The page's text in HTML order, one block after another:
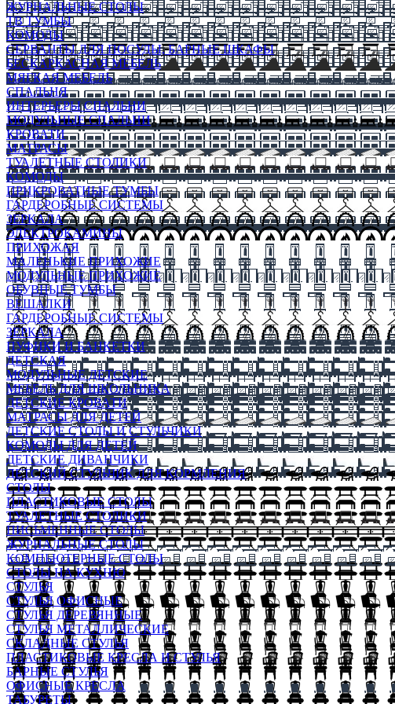
ЖУРНАЛЬНЫЕ СТОЛЫ
ТВ ТУМБЫ
КОМОДЫ
СЕРВАНТЫ ДЛЯ ПОСУДЫ, БАРНЫЕ ШКАФЫ
БЕСКАРКАСНАЯ МЕБЕЛЬ
МЯГКАЯ МЕБЕЛЬ
СПАЛЬНЯ
ИНТЕРЬЕРЫ СПАЛЬНИ
МОДУЛЬНЫЕ СПАЛЬНИ
КРОВАТИ
МАТРАСЫ
ТУАЛЕТНЫЕ СТОЛИКИ
КОМОДЫ
ПРИКРОВАТНЫЕ ТУМБЫ
ГАРДЕРОБНЫЕ СИСТЕМЫ
ЗЕРКАЛА
ЭЛЕКТРОКАМИНЫ
ПРИХОЖАЯ
МАЛЕНЬКИЕ ПРИХОЖИЕ
МОДУЛЬНЫЕ ПРИХОЖИЕ
ОБУВНЫЕ ТУМБЫ
ВЕШАЛКИ
ГАРДЕРОБНЫЕ СИСТЕМЫ
ЗЕРКАЛА
ПУФИКИ И БАНКЕТКИ
ДЕТСКАЯ
МОДУЛЬНЫЕ ДЕТСКИЕ
МЕБЕЛЬ ДЛЯ ШКОЛЬНИКА
ДЕТСКИЕ КРОВАТИ
МАТРАСЫ ДЛЯ ДЕТЕЙ
ДЕТСКИЕ СТОЛЫ И СТУЛЬЧИКИ
КОМОДЫ ДЛЯ ДЕТЕЙ
ДЕТСКИЕ ДИВАНЧИКИ
ДЕТСКИЙ СТУЛЬЧИК ДЛЯ КОРМЛЕНИЯ
СТОЛЫ
ПЛАСТИКОВЫЕ СТОЛЫ
ТУАЛЕТНЫЕ СТОЛИКИ
ПИСЬМЕННЫЕ СТОЛЫ
ЖУРНАЛЬНЫЕ СТОЛЫ
КОМПЬЮТЕРНЫЕ СТОЛЫ
СТОЛЫ НА КУХНЮ
СТУЛЬЯ
СТУЛЬЯ ОФИСНЫЕ
СТУЛЬЯ ДЕРЕВЯННЫЕ
СТУЛЬЯ МЕТАЛЛИЧЕСКИЕ
СКЛАДНЫЕ СТУЛЬЯ
ПЛАСТИКОВЫЕ КРЕСЛА И СТУЛЬЯ
БАРНЫЕ СТУЛЬЯ
ОФИСНЫЕ КРЕСЛА
ТАБУРЕТЫ